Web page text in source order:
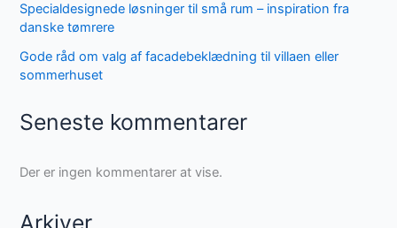
Specialdesignede løsninger til små rum – inspiration fra
danske tømrere
Gode råd om valg af facadebeklædning til villaen eller
sommerhuset
Seneste kommentarer
Der er ingen kommentarer at vise.